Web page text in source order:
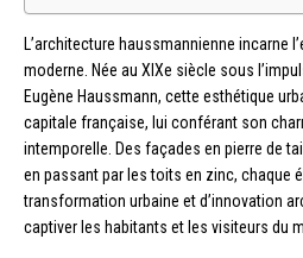
L’architecture haussmannienne incarne
moderne. Née au XIXe siècle sous
Eugène Haussmann, cette esthétique
capitale française, lui conférant son
intemporelle. Des façades en pierre de
en passant par les toits en zinc, chaque
transformation urbaine et d’innovation
captiver les habitants et les visiteurs du